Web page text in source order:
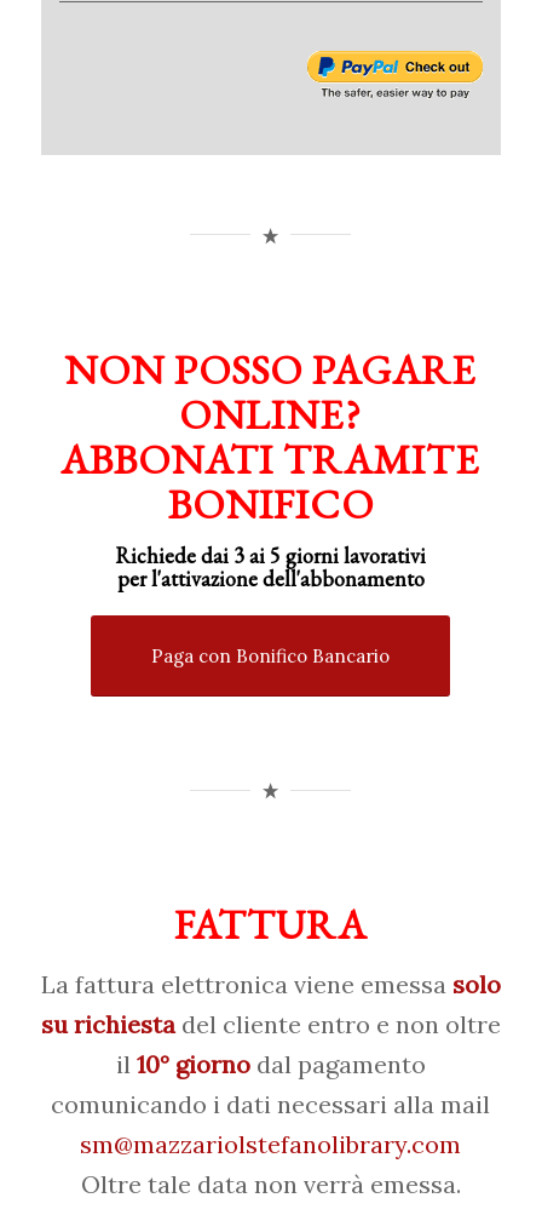
NON POSSO PAGARE
ONLINE?
ABBONATI TRAMITE
BONIFICO
Richiede dai 3 ai 5 giorni lavorativi
perl'attivazionedell'abbonamento
Paga con Bonifico Bancario
FATTURA
La fattura elettronica viene emessasolo
su richiestadel cliente entro e non oltre
il 10° giornodal pagamento
comunicando i dati necessari alla mail
sm@mazzariolstefanolibrary.com
Oltre tale data non verrà emessa.